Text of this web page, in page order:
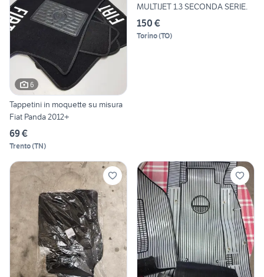
6
Tappetini in moquette su misura
Fiat Panda 2012+
69 €
Trento(TN)
MULTIJET 1.3 SECONDA SERIE.
150 €
Torino(TO)